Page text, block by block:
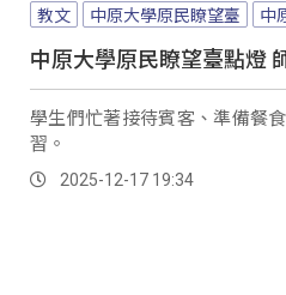
教文 中原大學原民瞭望臺 中
中原大學原民瞭望臺點燈
學生們忙著接待賓客、準備餐
習。
2025-12-17 19:34